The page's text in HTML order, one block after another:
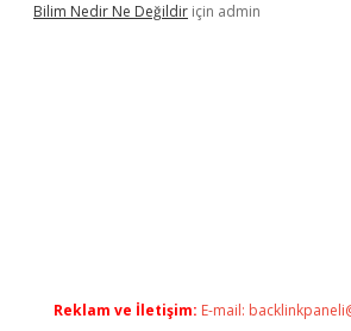
Bilim Nedir Ne Değildir için admin
Reklam ve İletişim: E-mail: